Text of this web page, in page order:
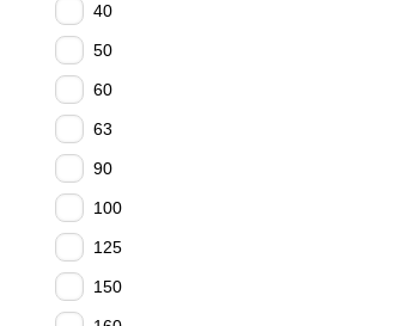
40
50
60
63
90
100
125
150